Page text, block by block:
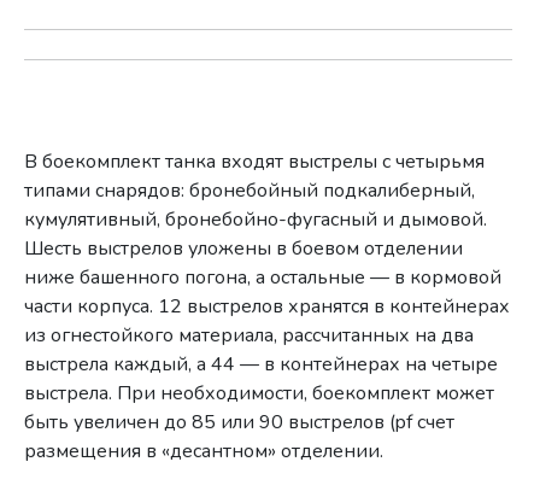
В боекомплект танка входят выстрелы с четырьмя
типами снарядов: бронебойный подкалиберный,
кумулятивный, бронебойно-фугасный и дымовой.
Шесть выстрелов уложены в боевом отделении
ниже башенного погона, а остальные — в кормовой
части корпуса. 12 выстрелов хранятся в контейнерах
из огнестойкого материала, рассчитанных на два
выстрела каждый, а 44 — в контейнерах на четыре
выстрела. При необходимости, боекомплект может
быть увеличен до 85 или 90 выстрелов (pf счет
размещения в «десантном» отделении.